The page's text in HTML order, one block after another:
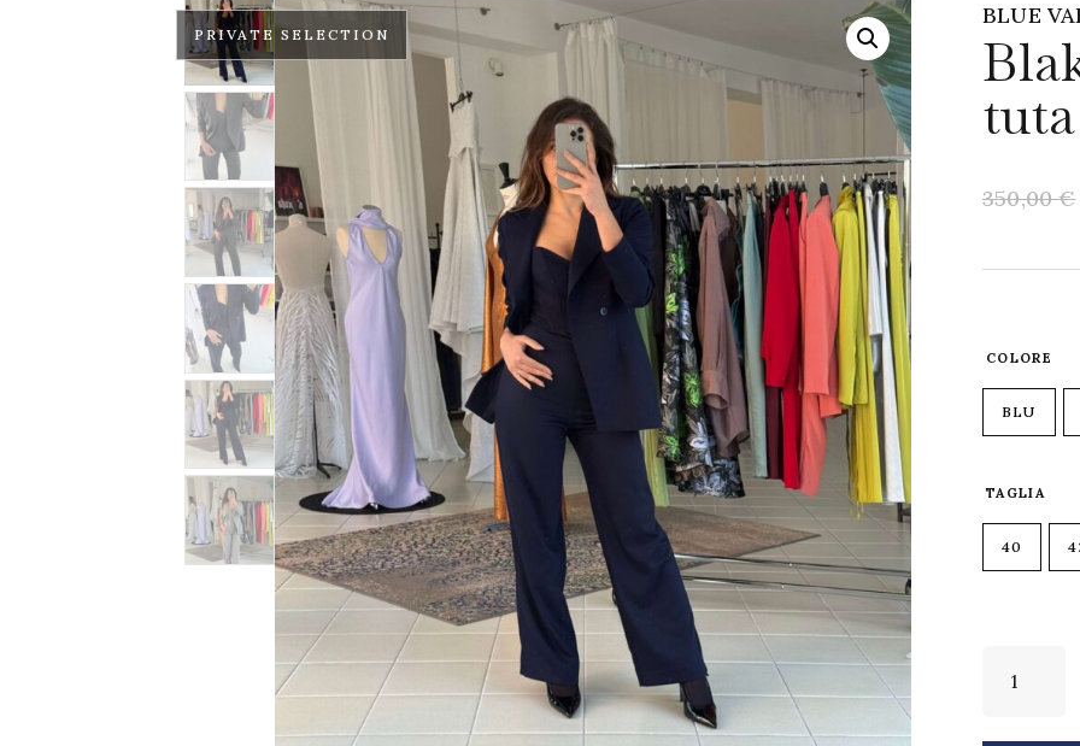
PRIVATE SELECTION
BLUE
350,00€
COLORE
BLU
TAGLIA
40
Completo